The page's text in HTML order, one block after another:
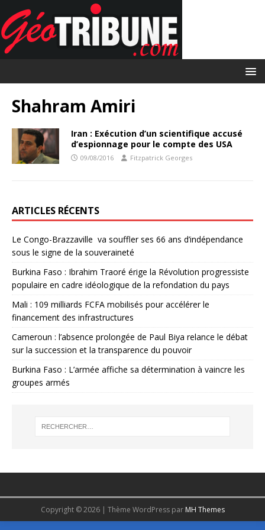
Shahram Amiri
Iran : Exécution d’un scientifique accusé
d’espionnage pour le compte des USA
09/08/2016 Fitzpatrick Georges
ARTICLES RÉCENTS
Le Congo-Brazzaville va souffler ses 66 ans d’indépendance
sous le signe de la souveraineté
Burkina Faso : Ibrahim Traoré érige la Révolution progressiste
populaire en cadre idéologique de la refondation du pays
Mali : 109 milliards FCFA mobilisés pour accélérer le
financement des infrastructures
Cameroun : l’absence prolongée de Paul Biya relance le débat
sur la succession et la transparence du pouvoir
Burkina Faso : L’armée affiche sa détermination à vaincre les
groupes armés
Copyright © 2026 | Thème WordPress par MH Themes